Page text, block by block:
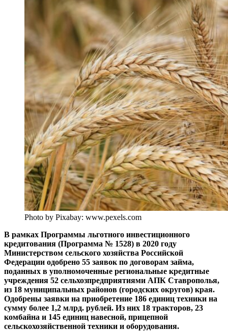
Photo by Pixabay: www.pexels.com
В рамках Программы льготного инвестиционного
кредитования (Программа № 1528) в 2020 году
Министерством сельского хозяйства Российской
Федерации одобрено 55 заявок по договорам займа,
поданных в уполномоченные региональные кредитные
учреждения 52 сельхозпредприятиями АПК Ставрополья,
из 18 муниципальных районов (городских округов) края.
Одобрены заявки на приобретение 186 единиц техники на
сумму более 1,2 млрд. рублей. Из них 18 тракторов, 23
комбайна и 145 единиц навесной, прицепной
сельскохозяйственной техники и оборудования.